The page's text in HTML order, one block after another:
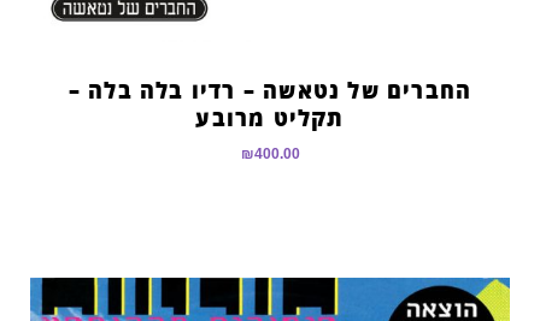
החברים של נטאשה – רדיו בלה בלה –
תקליט מרובע
₪400.00